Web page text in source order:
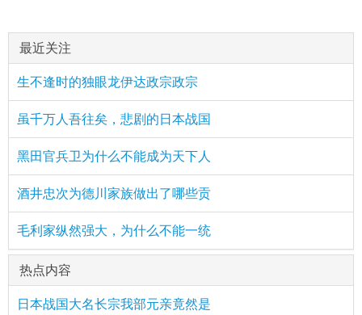
最近关注
生不逢时的独眼龙伊达政宗政宗
虽千万人吾往矣，悲剧的日本战国
黑田官兵卫为什么不能成为天下人
酒井忠次为德川家族做出了哪些贡
毛利家纵然强大，为什么不能一统
热点内容
日本战国大名长宗我部元亲竟然是